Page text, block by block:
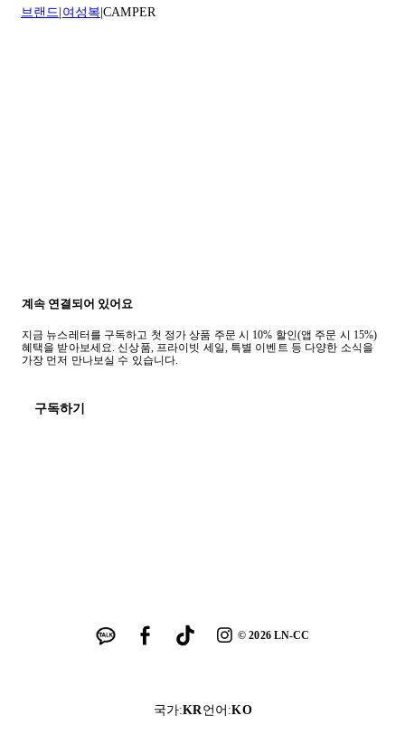
브랜드 여성복 CAMPER
계속 연결되어 있어요
지금 뉴스레터를 구독하고 첫 정가 상품 주문 시 10% 할인(앱 주문 시 15%)
혜택을 받아보세요. 신상품, 프라이빗 세일, 특별 이벤트 등 다양한 소식을
가장 먼저 만나보실 수 있습니다.
구독하기
©2026LN-CC
국가:KR언어 :KO